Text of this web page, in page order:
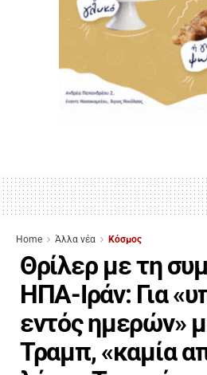
Home Άλλα νέα Κόσμος
Θρίλερ με τη
ΗΠΑ-Ιράν: Για
εντός ημερών»
Τραμπ, «καμία